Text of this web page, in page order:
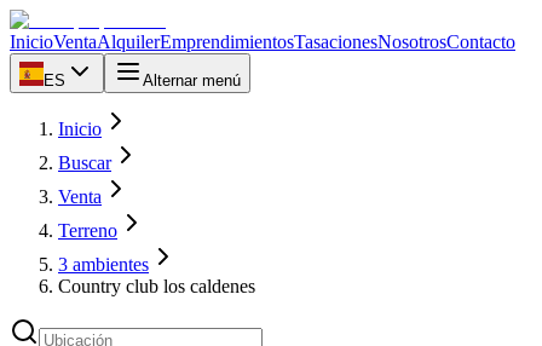
InicioVentaAlquilerEmprendimientosTasacionesNosotrosContacto
ES Alternar menú
Inicio
Buscar
Venta
Terreno
3 ambientes
Country club los caldenes